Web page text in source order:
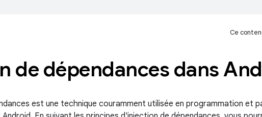
Ce
de dépendances dans
est une technique couramment utilisée en programmation et